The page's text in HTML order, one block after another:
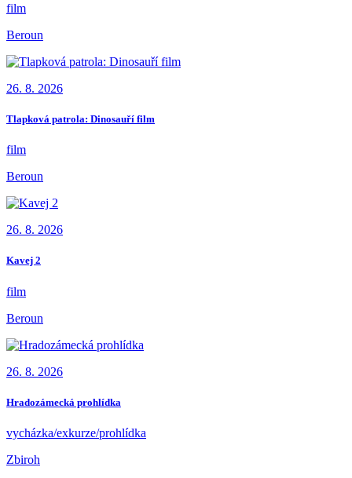
film
Beroun
26. 8. 2026
Tlapková patrola: Dinosauří film
film
Beroun
26. 8. 2026
Kavej 2
film
Beroun
26. 8. 2026
Hradozámecká prohlídka
vycházka/exkurze/prohlídka
Zbiroh